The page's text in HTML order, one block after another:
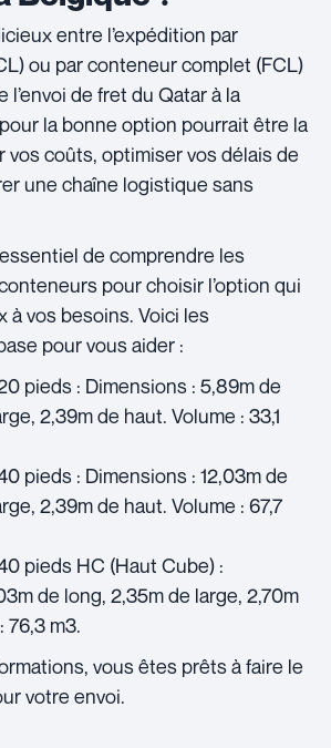
entre l’expédition par
ou par conteneur complet (FCL)
l’envoi de fret du Qatar à la
la bonne option pourrait être la
vos coûts, optimiser vos délais de
une chaîne logistique sans
de comprendre les
pour choisir l’option qui
à vos besoins. Voici les
pour vous aider :
pieds : Dimensions : 5,89m de
2,39m de haut. Volume : 33,1
pieds : Dimensions : 12,03m de
2,39m de haut. Volume : 67,7
pieds HC (Haut Cube) :
de long, 2,35m de large, 2,70m
76,3 m3.
vous êtes prêts à faire le
votre envoi.